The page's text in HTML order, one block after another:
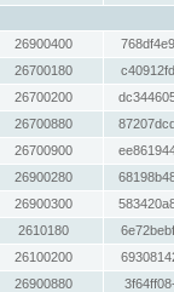
26900400
26700180
26700200
26700880
26700900
26900280
26900300
2610180
26100200
26900880